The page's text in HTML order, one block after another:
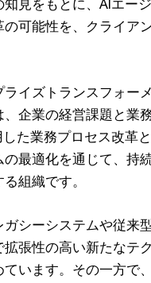
見をもとに、AIエー
可能性を、クライア
イズトランスフォー
企業の経営課題と業
た業務プロセス改革
の最適化を通じて、持
組織です。
シーシステムや従来
張性の高い新たなテ
います。その一方で